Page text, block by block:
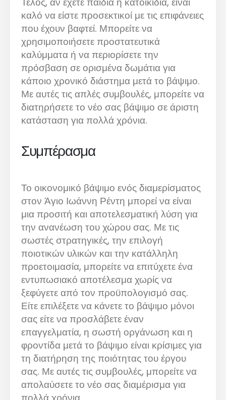
καλό να είστε προσεκτικοί με τις επιφάνειες
που έχουν βαφτεί. Μπορείτε να
χρησιμοποιήσετε προστατευτικά
καλύμματα ή να περιορίσετε την
πρόσβαση σε ορισμένα δωμάτια για
κάποιο χρονικό διάστημα μετά το βάψιμο.
Με αυτές τις απλές συμβουλές, μπορείτε να
διατηρήσετε το νέο σας βάψιμο σε άριστη
κατάσταση για πολλά χρόνια.
Συμπέρασμα
Το οικονομικό βάψιμο ενός διαμερίσματος
στον Άγιο Ιωάννη Ρέντη μπορεί να είναι
μια προσιτή και αποτελεσματική λύση για
την ανανέωση του χώρου σας. Με τις
σωστές στρατηγικές, την επιλογή
ποιοτικών υλικών και την κατάλληλη
προετοιμασία, μπορείτε να επιτύχετε ένα
εντυπωσιακό αποτέλεσμα χωρίς να
ξεφύγετε από τον προϋπολογισμό σας.
Είτε επιλέξετε να κάνετε το βάψιμο μόνοι
σας είτε να προσλάβετε έναν
επαγγελματία, η σωστή οργάνωση και η
φροντίδα μετά το βάψιμο είναι κρίσιμες για
τη διατήρηση της ποιότητας του έργου
σας. Με αυτές τις συμβουλές, μπορείτε να
απολαύσετε το νέο σας διαμέρισμα για